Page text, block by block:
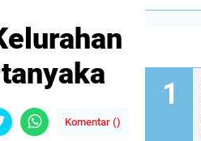
Komentar ()